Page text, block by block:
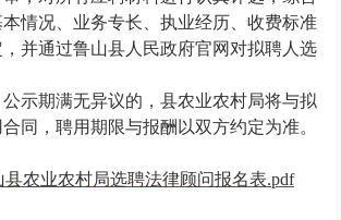
情况、业务专长、执业经历、收费标准
并通过鲁山县人民政府官网对拟聘人选
公示期满无异议的，县农业农村局将与拟
同，聘用期限与报酬以双方约定为准。
县农业农村局选聘法律顾问报名表.pdf